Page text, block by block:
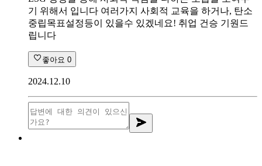
기 위해서 입니다 여러가지 사회적 교육을 하거나, 탄소
중립목표설정등이 있을수 있겠네요! 취업 건승 기원드
립니다
좋아요 0
2024.12.10